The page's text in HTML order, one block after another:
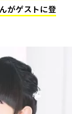
がゲストに登